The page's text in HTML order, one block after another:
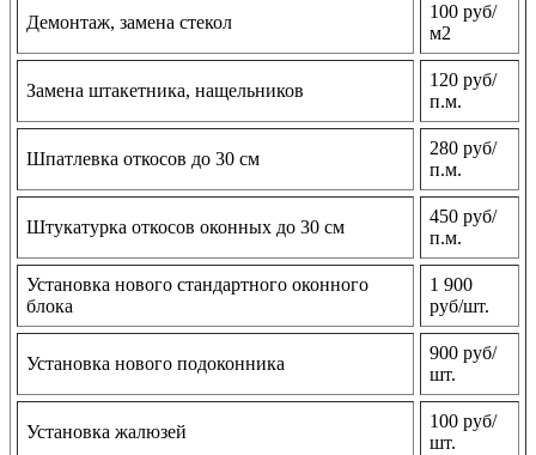
Демонтаж, замена стекол
100 руб/
м2
Замена штакетника, нащельников
120 руб/
п.м.
Шпатлевка откосов до 30 см
280 руб/
п.м.
Штукатурка откосов оконных до 30 см
450 руб/
п.м.
Установка нового стандартного оконного
блока
1 900
руб/шт.
Установка нового подоконника
900 руб/
шт.
Установка жалюзей
100 руб/
шт.